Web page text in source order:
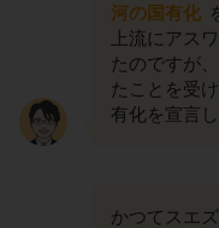
河の国有化
上流にアス
たのですが
たことを受
有化を宣言し
かつてスエ